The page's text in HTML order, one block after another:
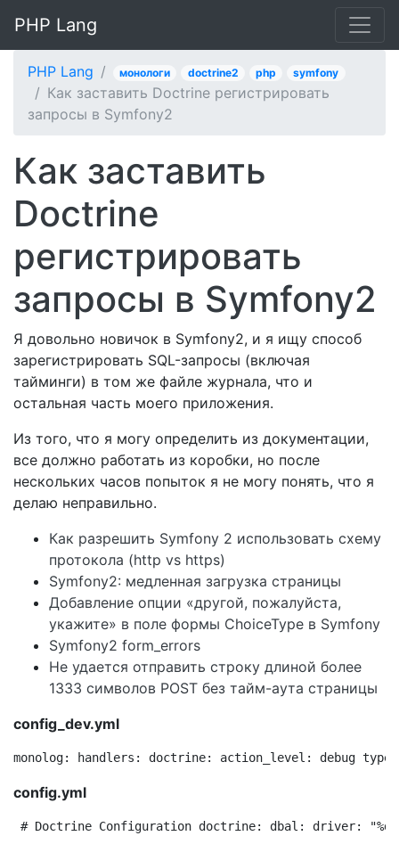
PHP Lang
PHP Lang монологи doctrine2 php symfony
Как заставить Doctrine регистрировать
запросы в Symfony2
Как заставить
Doctrine
регистрировать
запросы в Symfony2
Я довольно новичок в Symfony2, и я ищу способ
зарегистрировать SQL-запросы (включая
тайминги) в том же файле журнала, что и
остальная часть моего приложения.
Из того, что я могу определить из документации,
все должно работать из коробки, но после
нескольких часов попыток я не могу понять, что я
делаю неправильно.
Как разрешить Symfony 2 использовать схему
протокола (http vs https)
Symfony2: медленная загрузка страницы
Добавление опции «другой, пожалуйста,
укажите» в поле формы ChoiceType в Symfony
Symfony2 form_errors
Не удается отправить строку длиной более
1333 символов POST без тайм-аута страницы
config_dev.yml
monolog: handlers: doctrine: action_level: debug type:
config.yml
# Doctrine Configuration doctrine: dbal: driver: